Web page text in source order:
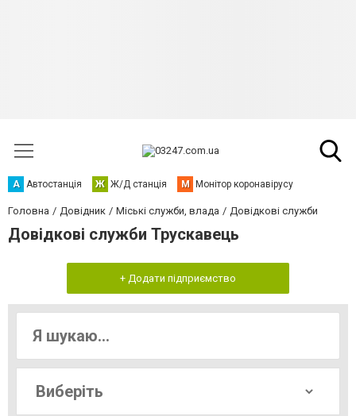
А Автостанція Ж Ж/Д станція М Монітор коронавірусу
Головна Довідник Міські служби, влада Довідкові служби
Довідкові служби Трускавець
+ Додати підприємство